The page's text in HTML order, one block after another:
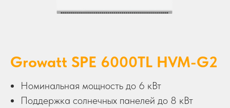
Growatt SPE 6000TL HVM-G2
Номинальная мощность до 6 кВт
Поддержка солнечных панелей до 8 кВт